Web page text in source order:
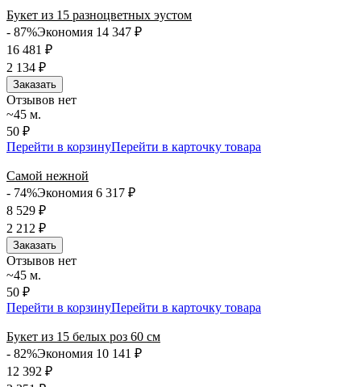
Букет из 15 разноцветных эустом
- 87%Экономия 14 347 ₽
16 481 ₽
2 134 ₽
Заказать
Отзывов нет
~45 м.
50 ₽
Перейти в корзинуПерейти в карточку товара
Самой нежной
- 74%Экономия 6 317 ₽
8 529 ₽
2 212 ₽
Заказать
Отзывов нет
~45 м.
50 ₽
Перейти в корзинуПерейти в карточку товара
Букет из 15 белых роз 60 см
- 82%Экономия 10 141 ₽
12 392 ₽